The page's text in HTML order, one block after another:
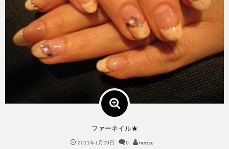
ファーネイル★
2011年1月29日 0 freeze